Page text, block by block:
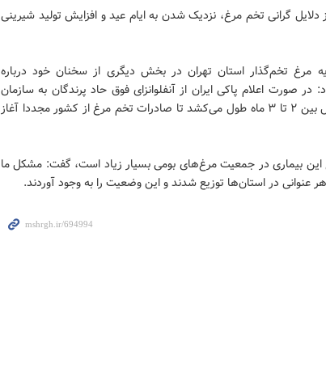
گرانی تخم مرغ، نزدیک شدن به ایام عید و افزایش تولید شیرینی
مرغ تخم‌گذار استان تهران در بخش دیگری از سخنان خود درباره
در صورت اعلام پاکی ایران از آنفلوانزای فوق حاد پرندگان به سازمان
جهانی بهداشت دام، حداقل بین ۲ تا ۳ ماه طول می‌کشد تا صادرات تخم مرغ از کشور مجددا آغاز
این بیماری در جمعیت مرغ‌های بومی بسیار زیاد است، گفت: مشکل ما
در استان‌ها توزیع شدند و این وضعیت را به وجود آوردند.